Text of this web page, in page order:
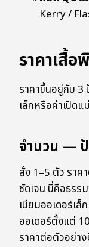
Kerry /
ราคาเสื้
ราคาขึ้นอยู่กับ 3
เล็กหรือค่าเปิด
จำนวน —
สั่ง 1–5 ตัว ราค
ชัดเจน นี่คือธรร
เนียมออเดอร์เ
ออเดอร์ตั้งแต่
ราคาต่อตัวอย่า